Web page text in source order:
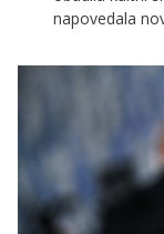
napovedala